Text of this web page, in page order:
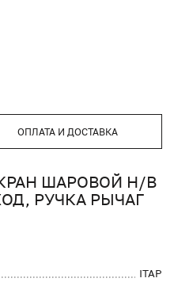
ОПЛАТА И ДОСТАВКА
КРАН ШАРОВОЙ Н/В
РУЧКА РЫЧАГ
ITAP